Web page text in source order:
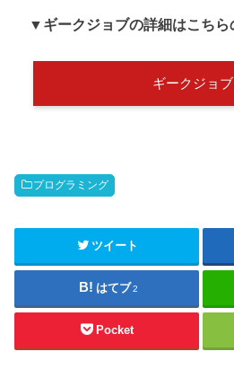
▼ギークジョブの詳細はこちら
ギークジョブ
プログラミング
ツイート
はてブ 2
Pocket